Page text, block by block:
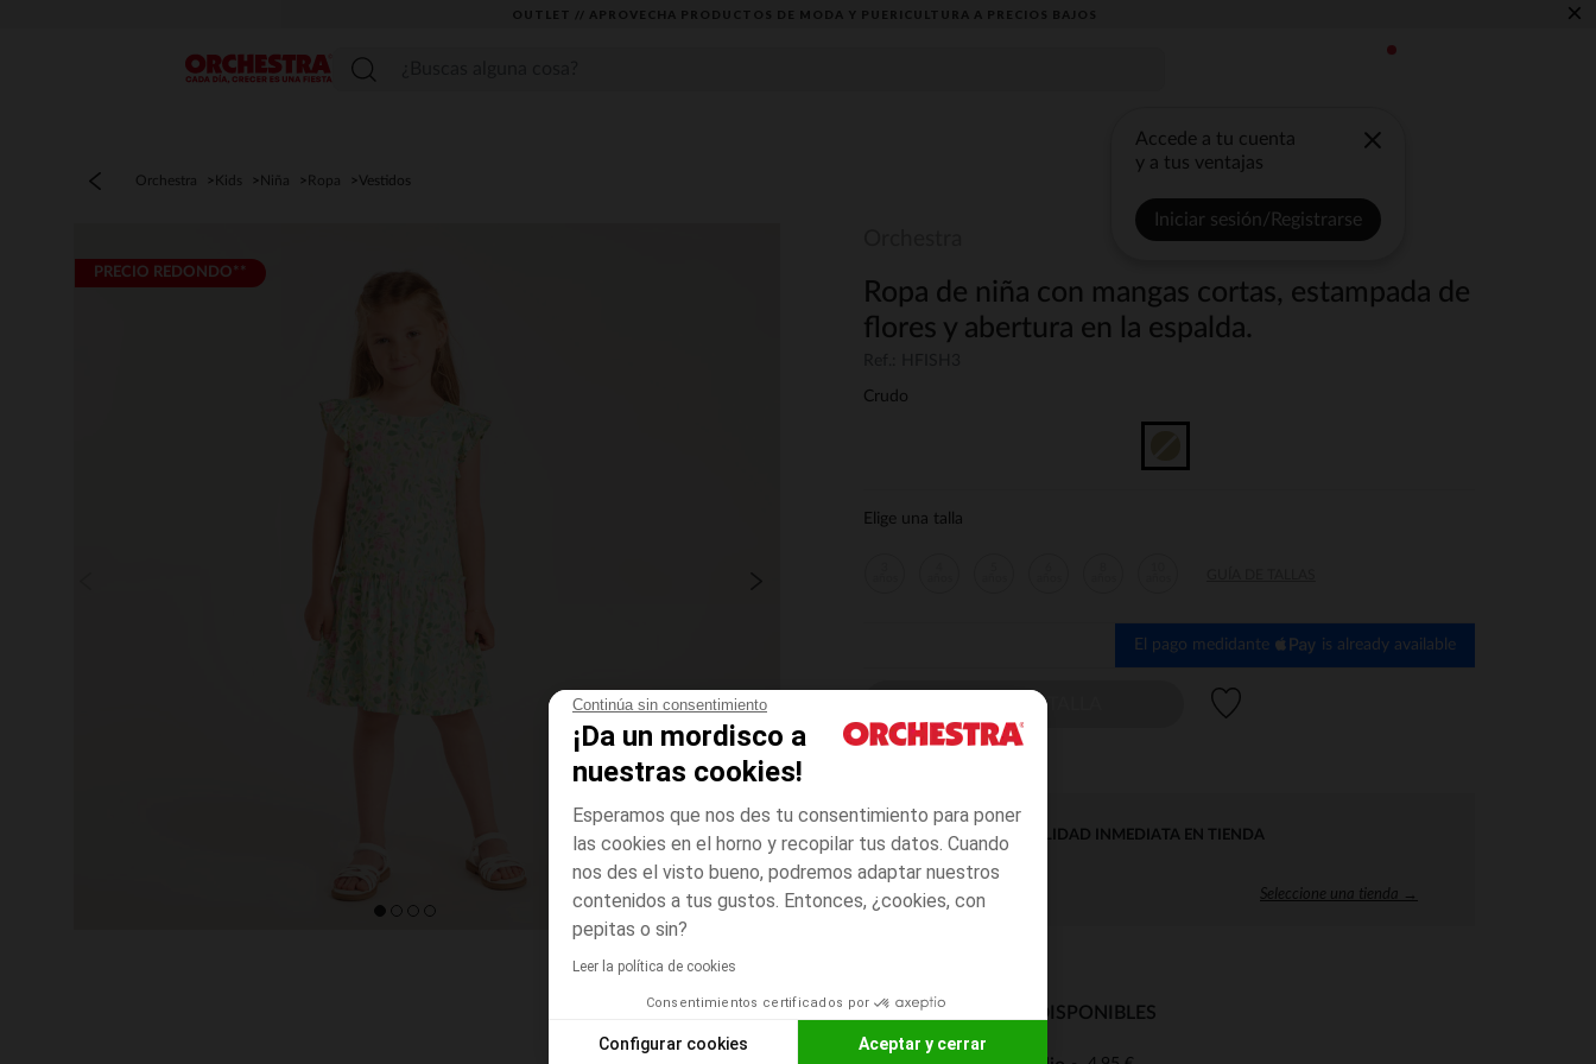
Continúa sin consentimiento
¡Da un mordisco a
nuestras cookies!
Esperamos que nos des tu consentimiento para poner
las cookies en el horno y recopilar tus datos. Cuando
nos des el visto bueno, podremos adaptar nuestros
contenidos a tus gustos. Entonces, ¿cookies, con
pepitas o sin?
Leer la política de cookies
Consentimientos certificados por
Configurar cookies Aceptar y cerrar
OUTLET // APROVECHA PRODUCTOS DE MODA Y PUERICULTURA A PRECIOS BAJOS ×
Menú
Accede a tu cuenta
y a tus ventajas
Iniciar sesión/Registrarse
Orchestra Kids Niña Ropa Vestidos
PRECIO REDONDO**
Ropa de niña con mangas cortas, estampada de
flores y abertura en la espalda.
Crudo
Elige una talla
El pago medidante is already available
ELIGE UNA TALLA
DISPONIBILIDAD INMEDIATA EN TIENDA
Seleccione una tienda →
MODOS DE ENVÍO DISPONIBLES